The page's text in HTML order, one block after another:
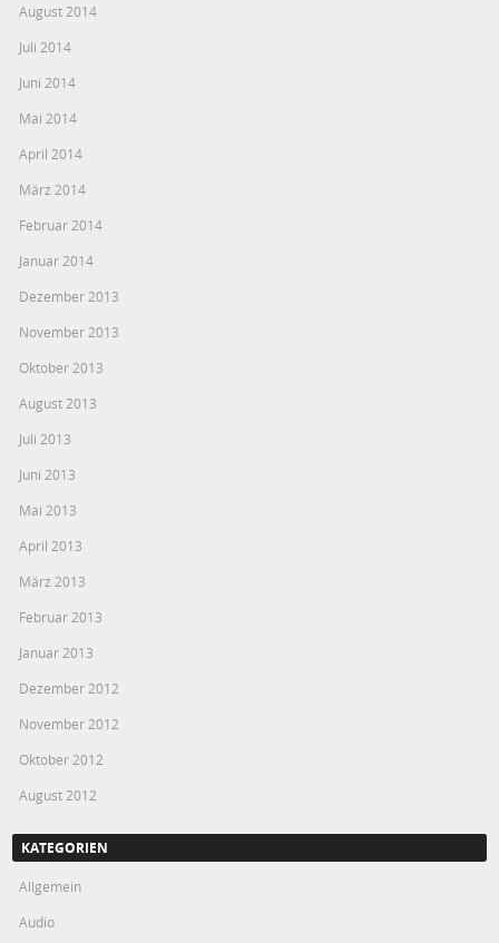
August 2014
Juli 2014
Juni 2014
Mai 2014
April 2014
März 2014
Februar 2014
Januar 2014
Dezember 2013
November 2013
Oktober 2013
August 2013
Juli 2013
Juni 2013
Mai 2013
April 2013
März 2013
Februar 2013
Januar 2013
Dezember 2012
November 2012
Oktober 2012
August 2012
KATEGORIEN
Allgemein
Audio